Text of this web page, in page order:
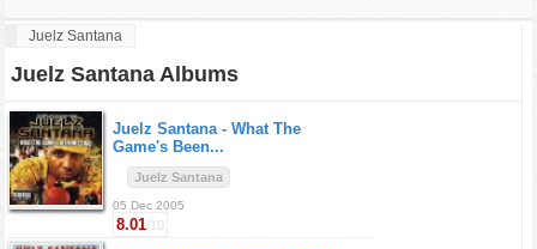
Juelz Santana
Juelz Santana Albums
Juelz Santana - What The
Game's Been...
Juelz Santana
05 Dec 2005
8.01/10